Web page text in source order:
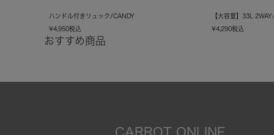
ハンドル付きリュック/CANDY
¥4,950税込
【大容量】33L
¥4,290税込
おすすめ商品
CARROT ONLINE